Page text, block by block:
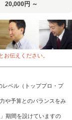
20,000円 ～
とお伝えください。
レベル（トッププロ・プ
や予算とのバランスをみ
期間を設けていますの